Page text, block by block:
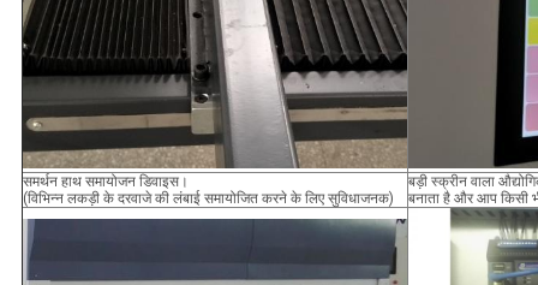
समर्थन हाथ समायोजन डिवाइस।
(विभिन्न लकड़ी के दरवाजे की लंबाई समायोजित करने के लिए सुविधाजनक)
बड़ी स्क्रीन वाला
बनाता है और आप किसी